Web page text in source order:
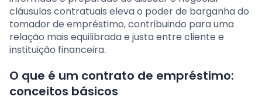
cláusulas contratuais eleva o poder de barganha do
tomador de empréstimo, contribuindo para uma
relação mais equilibrada e justa entre cliente e
instituição financeira.
O que é um contrato de empréstimo:
conceitos básicos